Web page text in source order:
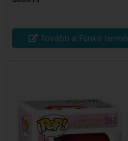
Tovább a Funko